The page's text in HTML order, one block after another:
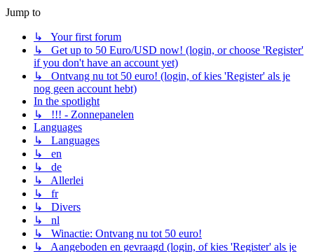
Jump to
↳ Your first forum
↳ Get up to 50 Euro/USD now! (login, or choose 'Register'
if you don't have an account yet)
↳ Ontvang nu tot 50 euro! (login, of kies 'Register' als je
nog geen account hebt)
In the spotlight
↳ !!! - Zonnepanelen
Languages
↳ Languages
↳ en
↳ de
↳ Allerlei
↳ fr
↳ Divers
↳ nl
↳ Winactie: Ontvang nu tot 50 euro!
↳ Aangeboden en gevraagd (login, of kies 'Register' als je